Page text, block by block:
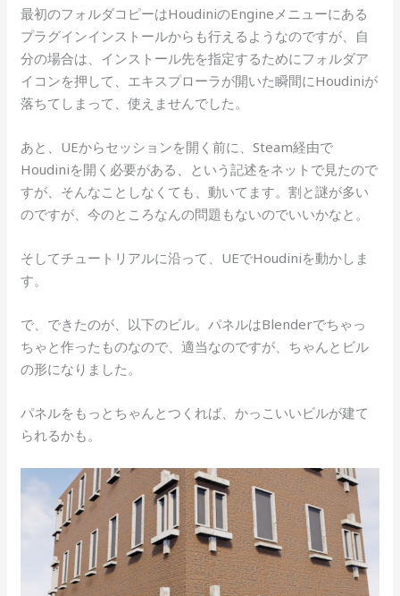
最初のフォルダコピーはHoudiniのEngineメニューにある
プラグインインストールからも行えるようなのですが、自
分の場合は、インストール先を指定するためにフォルダア
イコンを押して、エキスプローラが開いた瞬間にHoudiniが
落ちてしまって、使えませんでした。
あと、UEからセッションを開く前に、Steam経由で
Houdiniを開く必要がある、という記述をネットで見たので
すが、そんなことしなくても、動いてます。割と謎が多い
のですが、今のところなんの問題もないのでいいかなと。
そしてチュートリアルに沿って、UEでHoudiniを動かしま
す。
で、できたのが、以下のビル。パネルはBlenderでちゃっ
ちゃと作ったものなので、適当なのですが、ちゃんとビル
の形になりました。
パネルをもっとちゃんとつくれば、かっこいいビルが建て
られるかも。